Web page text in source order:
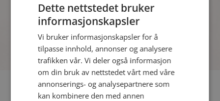
av fotoalbum med spennende bilder på
sidene.
Fler single
Dette nettstedet bruker
informasjonskapsler
Vi bruker informasjonskapsler for å
tilpasse innhold, annonser og analysere
trafikken vår. Vi deler også informasjon
om din bruk av nettstedet vårt med våre
annonserings- og analysepartnere som
kan kombinere den med annen